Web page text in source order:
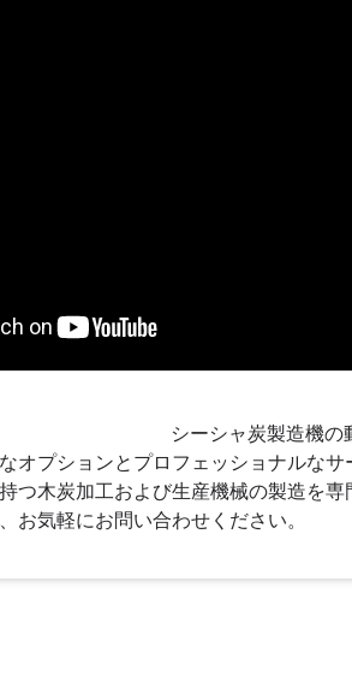
シーシャ炭製造機の
オプションとプロフェッショナルな
つ木炭加工および生産機械の製造を
お気軽にお問い合わせください。